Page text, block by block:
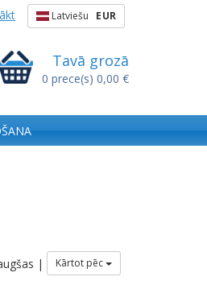
Latviešu EUR
Tavā grozā
0 prece(s) 0,00 €
| Kārtot pēc